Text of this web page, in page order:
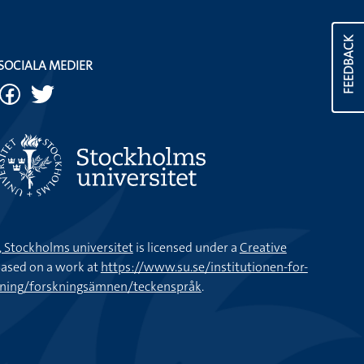
FEEDBACK
MEDIER
universitetis licensed under aCreative
on a work athttps://www.su.se/institutionen-for-
forskningsämnen/teckenspråk.